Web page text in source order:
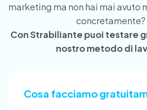
marketing ma non hai mai avuto
concretamente?
Con Strabiliante puoi testare
nostro metodo di
Cosa facciamo